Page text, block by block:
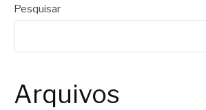
Pesquisar
Arquivos